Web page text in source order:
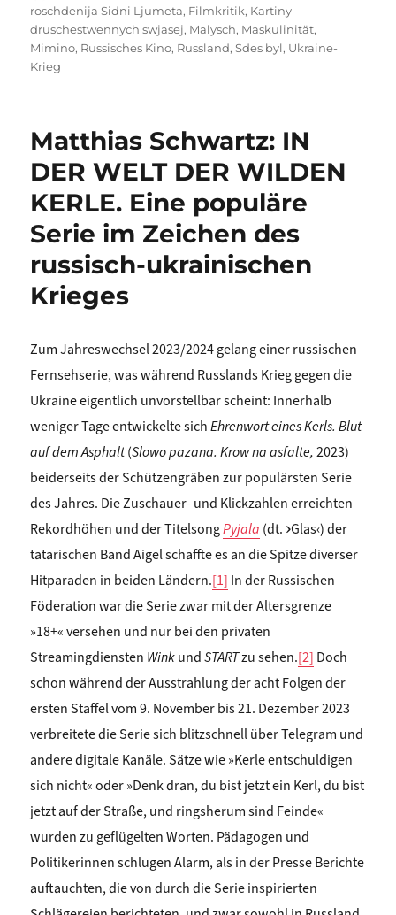
am
roschdenija Sidni Ljumeta, Filmkritik, Kartiny
druschestwennych swjasej, Malysch, Maskulinität,
Mimino, Russisches Kino, Russland,Sdes byl, Ukraine-
Krieg
Matthias Schwartz: IN
DER WELT DER WILDEN
KERLE. Eine populäre
Serie im Zeichen des
russisch-ukrainischen
Krieges
Zum Jahreswechsel 2023/2024 gelang einer russischen
Fernsehserie, was während Russlands Krieg gegen die
Ukraine eigentlich unvorstellbar scheint: Innerhalb
weniger Tage entwickelte sichEhrenwort eines Kerls. Blut
auf dem Asphalt(Slowo pazana. Krow na asfalte,2023)
beiderseits der Schützengräben zur populärsten Serie
des Jahres. Die Zuschauer- und Klickzahlen erreichten
Rekordhöhen und der TitelsongPyjala (dt. ›Glas‹) der
tatarischen Band Aigel schaffte es an die Spitze diverser
Hitparaden in beiden Ländern.[1] In der Russischen
Föderation war die Serie zwar mit der Altersgrenze
»18+« versehen und nur bei den privaten
Streamingdiensten WinkundSTARTzu sehen.[2] Doch
schon während der Ausstrahlung der acht Folgen der
ersten Staffel vom 9. November bis 21. Dezember 2023
verbreitete die Serie sich blitzschnell über Telegram und
andere digitale Kanäle. Sätze wie »Kerle entschuldigen
sich nicht« oder »Denk dran, du bist jetzt ein Kerl, du bist
jetzt auf der Straße, und ringsherum sind Feinde«
wurden zu geflügelten Worten. Pädagogen und
Politikerinnen schlugen Alarm, als in der Presse Berichte
auftauchten, die von durch die Serie inspirierten